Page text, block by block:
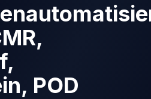
POD